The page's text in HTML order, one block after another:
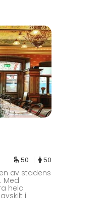
50 50
av stadens
Med
hela
i